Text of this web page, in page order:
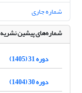
شماره جاری
شماره‌های پیشین نشریه
دوره 31 (1405)
دوره 30 (1404)